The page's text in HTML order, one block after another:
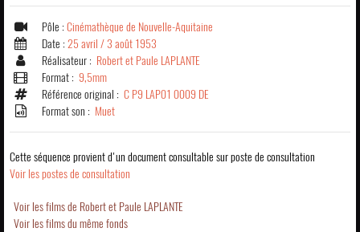
Pôle : Cinémathèque de Nouvelle-Aquitaine
Date : 25 avril / 3 août 1953
Réalisateur : Robert et Paule LAPLANTE
Format : 9,5mm
Référence original : C P9 LAP01 0009 DE
Format son : Muet
Cette séquence provient d'un document consultable sur poste de consultation
Voir les postes de consultation
Voir les films de Robert et Paule LAPLANTE
Voir les films du même fonds